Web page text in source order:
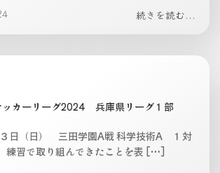
続きを読む...
ッカーリーグ2024 兵庫県リーグ１部
日（日） 三田学園A戦 科学技術A １対
習で取り組んできたことを表 […]